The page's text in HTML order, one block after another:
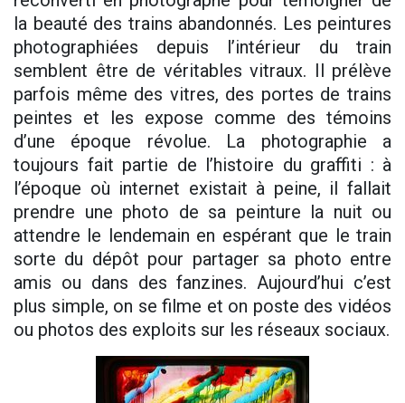
la beauté des trains abandonnés. Les peintures
photographiées depuis l’intérieur du train
semblent être de véritables vitraux. Il prélève
parfois même des vitres, des portes de trains
peintes et les expose comme des témoins
d’une époque révolue. La photographie a
toujours fait partie de l’histoire du graffiti : à
l’époque où internet existait à peine, il fallait
prendre une photo de sa peinture la nuit ou
attendre le lendemain en espérant que le train
sorte du dépôt pour partager sa photo entre
amis ou dans des fanzines. Aujourd’hui c’est
plus simple, on se filme et on poste des vidéos
ou photos des exploits sur les réseaux sociaux.